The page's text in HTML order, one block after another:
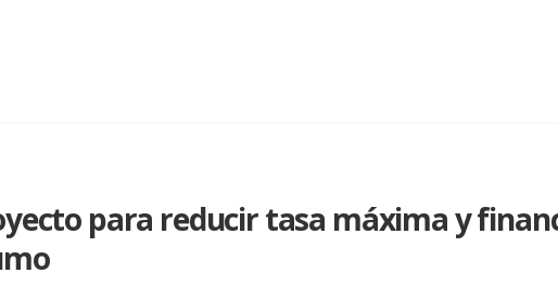
para reducir tasa máxima y